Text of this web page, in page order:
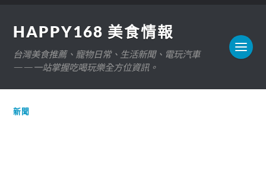
HAPPY168 美食情報
台灣美食推薦、寵物日常、生活新聞、電玩汽車
——一站掌握吃喝玩樂全方位資訊。
新聞